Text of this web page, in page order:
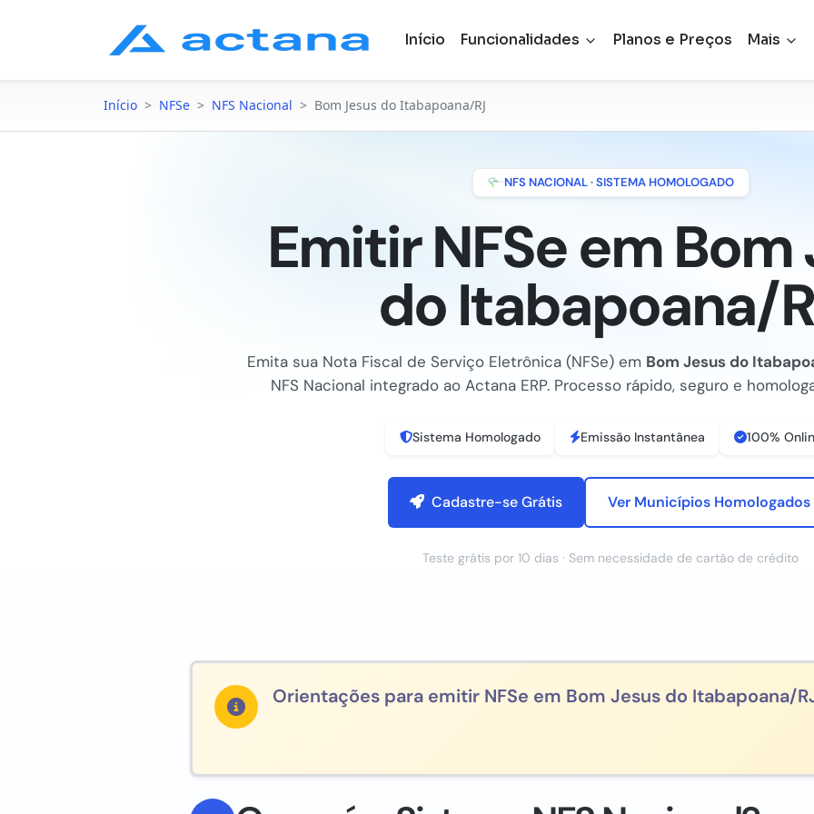
Início Funcionalidades Planos e Preços Mais
Início > NFSe > NFS Nacional > Bom Jesus do Itabapoana/RJ
NFS NACIONAL · SISTEMA HOMOLOGADO
Emitir NFSe em Bom
do Itabapoana/
Emita sua Nota Fiscal de Serviço Eletrônica (NFSe) em Bom Jesus do
NFS Nacional integrado ao Actana ERP. Processo rápido, seguro e
Sistema Homologado Emissão Instantânea 100%
Cadastre-se Grátis Ver Municípios Homologados
Teste grátis por 10 dias · Sem necessidade de cartão de crédito
Orientações para emitir NFSe em Bom Jesus do Itabapoana/